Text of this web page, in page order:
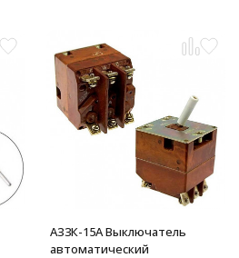
АЗ3К-15А Выключатель
автоматический